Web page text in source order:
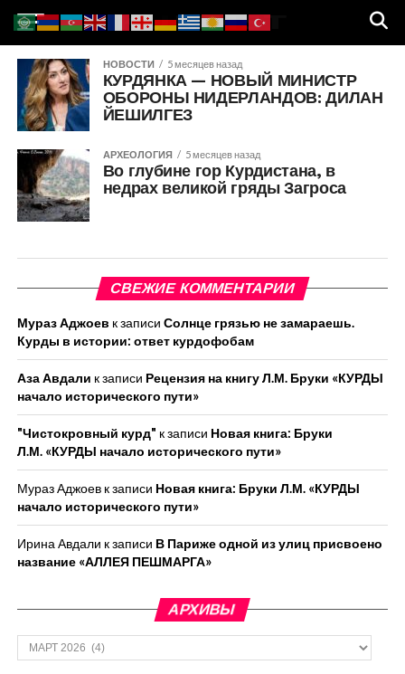
НОВОСТИ 5 месяцев назад
КУРДЯНКА — НОВЫЙ МИНИСТР
ОБОРОНЫ НИДЕРЛАНДОВ: ДИЛАН
ЙЕШИЛГЕЗ
АРХЕОЛОГИЯ 5 месяцев назад
Во глубине гор Курдистана, в
недрах великой гряды Загроса
СВЕЖИЕ КОММЕНТАРИИ
Мураз Аджоев к записи Солнце грязью не замараешь.
Курды в истории: ответ курдофобам
Аза Авдали к записи Рецензия на книгу Л.М. Бруки «КУРДЫ
начало исторического пути»
"Чистокровный курд" к записи Новая книга: Бруки
Л.М. «КУРДЫ начало исторического пути»
Мураз Аджоевк записи Новая книга: Бруки Л.М. «КУРДЫ
начало исторического пути»
Ирина Авдали к записи В Париже одной из улиц присвоено
название «АЛЛЕЯ ПЕШМАРГА»
АРХИВЫ
Архивы